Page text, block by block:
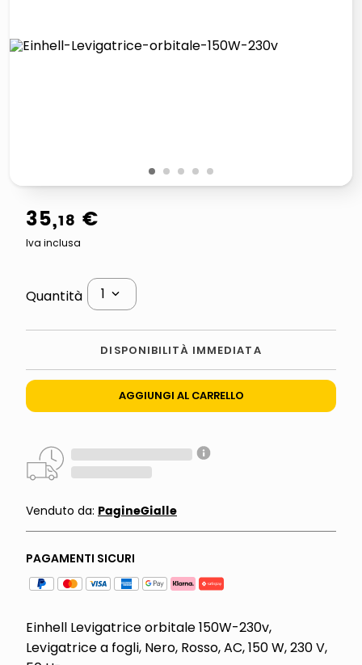
1 2 3 4 5
35,18 €
Iva inclusa
Quantità 1
DISPONIBILITÀ IMMEDIATA
AGGIUNGI AL CARRELLO
Venduto da: PagineGialle
PAGAMENTI SICURI
Einhell Levigatrice orbitale 150W-230v,
Levigatrice a fogli, Nero, Rosso, AC, 150 W, 230 V,